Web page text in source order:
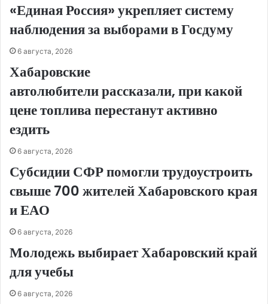
«Единая Россия» укрепляет систему
наблюдения за выборами в Госдуму
6 августа, 2026
Хабаровские
автолюбители рассказали, при какой
цене топлива перестанут активно
ездить
6 августа, 2026
Субсидии СФР помогли трудоустроить
свыше 700 жителей Хабаровского края
и ЕАО
6 августа, 2026
Молодежь выбирает Хабаровский край
для учебы
6 августа, 2026